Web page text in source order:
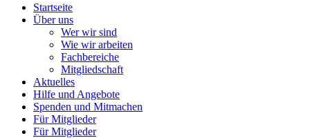
Startseite
Über uns
Wer wir sind
Wie wir arbeiten
Fachbereiche
Mitgliedschaft
Aktuelles
Hilfe und Angebote
Spenden und Mitmachen
Für Mitglieder
Für Mitglieder